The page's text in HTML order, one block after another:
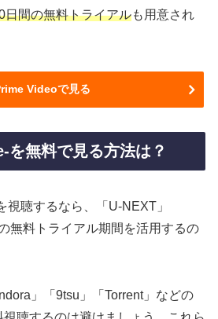
日間の無料トライアルも用意され
Videoで見る
を無料で見る方法は？
視聴するなら、「U-NEXT」
無料トライアル期間を活用するの
」「9tsu」「Torrent」などの